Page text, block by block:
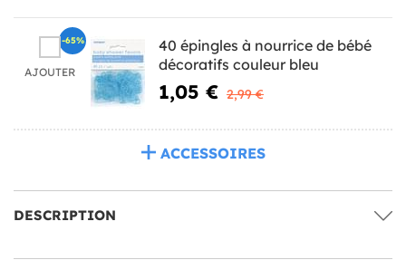
AJOUTER
40 épingles à nourrice de bébé
décoratifs couleur bleu
1,05 € 2,99 €
-65%
ACCESSOIRES
DESCRIPTION